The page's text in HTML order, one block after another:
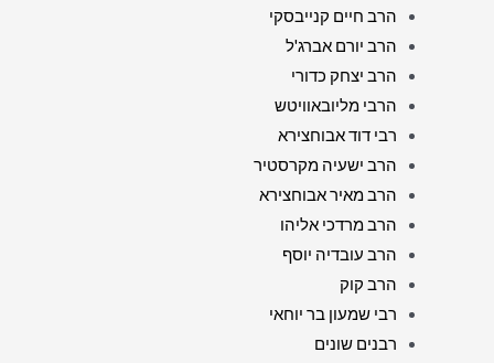
הרב חיים קנייבסקי
הרב יורם אברג'ל
הרב יצחק כדורי
הרבי מליובאוויטש
רבי דוד אבוחצירא
הרב ישעיה מקרסטיר
הרב מאיר אבוחצירא
הרב מרדכי אליהו
הרב עובדיה יוסף
הרב קוק
רבי שמעון בר יוחאי
רבנים שונים